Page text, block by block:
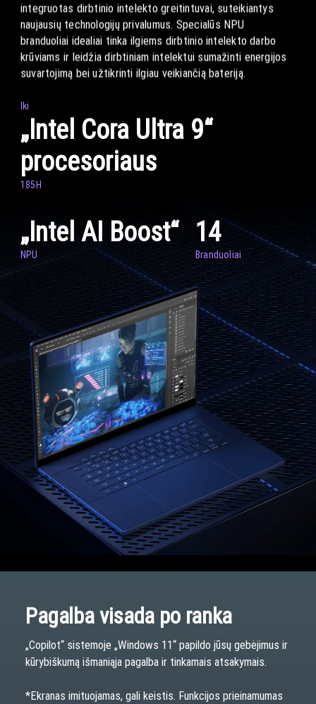
integruotas dirbtinio intelekto greitintuvai, suteikiantys
naujausių technologijų privalumus. Specialūs NPU
branduoliai idealiai tinka ilgiems dirbtinio intelekto darbo
krūviams ir leidžia dirbtiniam intelektui sumažinti energijos
suvartojimą bei užtikrinti ilgiau veikiančią bateriją.
Iki
„Intel Cora Ultra 9“
procesoriaus
185H
„Intel AI Boost“
NPU
14
Branduoliai
Pagalba visada po ranka
„Copilot“ sistemoje „Windows 11“ papildo jūsų gebėjimus ir
kūrybiškumą išmaniąja pagalba ir tinkamais atsakymais.
*Ekranas imituojamas, gali keistis. Funkcijos prieinamumas
GREITAS
Pirmaujantys OLED
ekranai su „NVIDIA G-
SYNC“ palaikymu
OLED ekranai turi išskirtinai greitą 0,2 ms atsako laiką,
kuriuo užtikrina sklandesnes greito veiksmo scenas,
0,2 ms